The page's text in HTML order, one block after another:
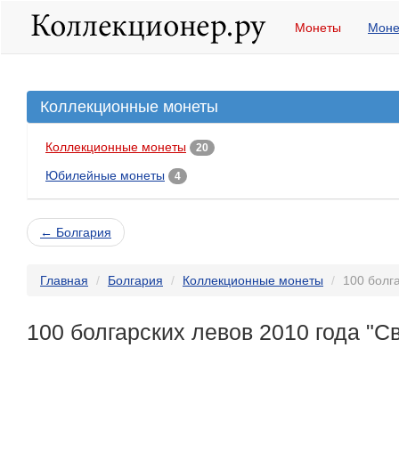
Монеты
Коллекционные монеты
Коллекционные монеты 20
Юбилейные монеты 4
← Болгария
Главная Болгария Коллекционные монеты 100
100 болгарских левов 2010 года